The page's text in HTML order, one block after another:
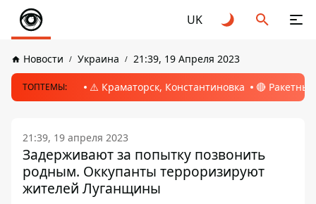
UK
Новости Украина 21:39, 19 Апреля 2023
ТОПТЕМЫ: ⚠️ Краматорск, Константиновка 🔴
21:39, 19 апреля 2023
Задерживают за попытку позвонить
родным. Оккупанты терроризируют
жителей Луганщины